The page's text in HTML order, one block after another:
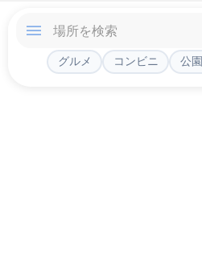
グルメ コンビニ 公園